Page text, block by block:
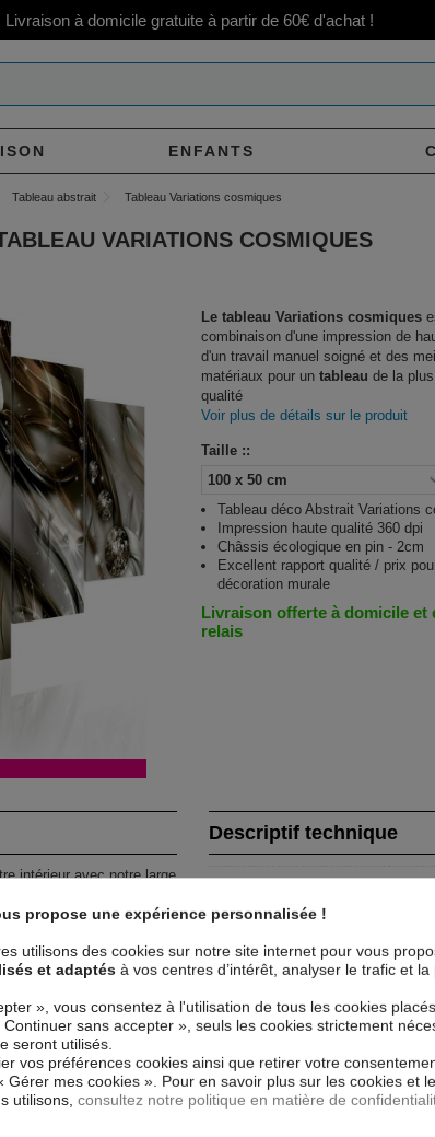
Livraison à domicile gratuite à partir de 60€ d'achat !
ENFANTS
Tableau abstrait Tableau Variations cosmiques
VARIATIONS COSMIQUES
Le tableau Variations cosmiques
combinaison d'une impression de
d'un travail manuel soigné et des
matériaux pour un tableau de la
qualité
Voir plus de détails sur le produit
Taille ::
Tableau déco Abstrait Variations
Impression haute qualité 360 dpi
Châssis écologique en pin - 2cm
Excellent rapport qualité / prix
décoration murale
Livraison offerte à domicile et
relais
intérieur avec notre large
20x30 - 200x100 : 40x60
!
et de haute qualité qui
Grâce à une impression
de
avoir à l'encadrer.
inodore et 100 % sûr,
Descriptif technique
Dimensions (cm)
Couleur marketing
Impression
Résolution
propose une expérience personnalisée !
utilisons des cookies sur notre site internet pour vous
et adaptés à vos centres d’intérêt, analyser le trafic et
», vous consentez à l'utilisation de tous les cookies
sans accepter », seuls les cookies strictement
seront utilisés.
vos préférences cookies ainsi que retirer votre
Gérer mes cookies ». Pour en savoir plus sur les cookies et
utilisons, consultez notre politique en matière de